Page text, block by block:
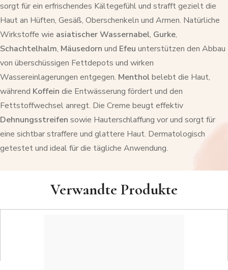
sorgt für ein erfrischendes Kältegefühl und strafft gezielt die
Haut an Hüften, Gesäß, Oberschenkeln und Armen. Natürliche
Wirkstoffe wie asiatischer Wassernabel, Gurke,
Schachtelhalm, Mäusedorn und Efeu unterstützen den Abbau
von überschüssigen Fettdepots und wirken
Wassereinlagerungen entgegen. Mentholbelebt die Haut,
während Koffein die Entwässerung fördert und den
Fettstoffwechsel anregt. Die Creme beugt effektiv
Dehnungsstreifen sowie Hauterschlaffung vor und sorgt für
eine sichtbar straffere und glattere Haut. Dermatologisch
getestet und ideal für die tägliche Anwendung.
Verwandte Produkte